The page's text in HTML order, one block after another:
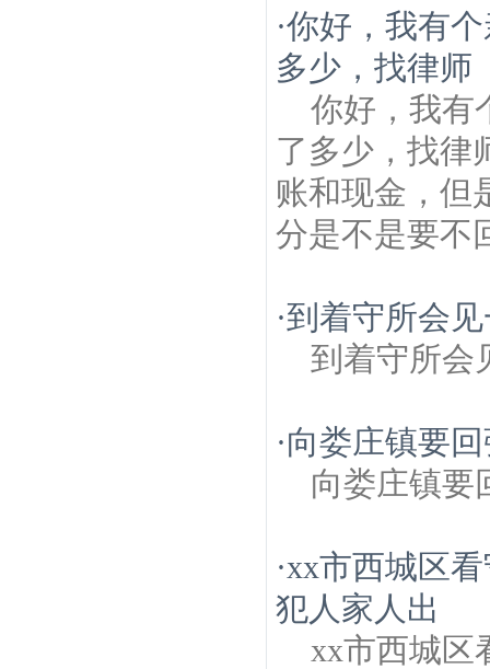
·你好，我有
多少，找律师
你好，我有
了多少，找律
账和现金，但
分是不是要不
·到着守所会
到着守所会
·向娄庄镇要
向娄庄镇要
·xx市西城区
犯人家人出
xx市西城区